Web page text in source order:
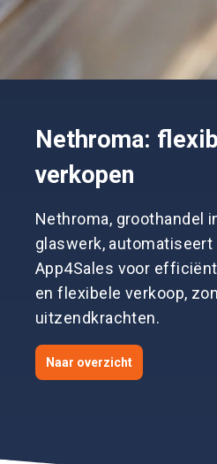
Nethroma:
verkopen
Nethroma, groothandel
glaswerk, automatiseert
App4Sales voor
en flexibele verkoop,
uitzendkrachten.
Naar overzicht